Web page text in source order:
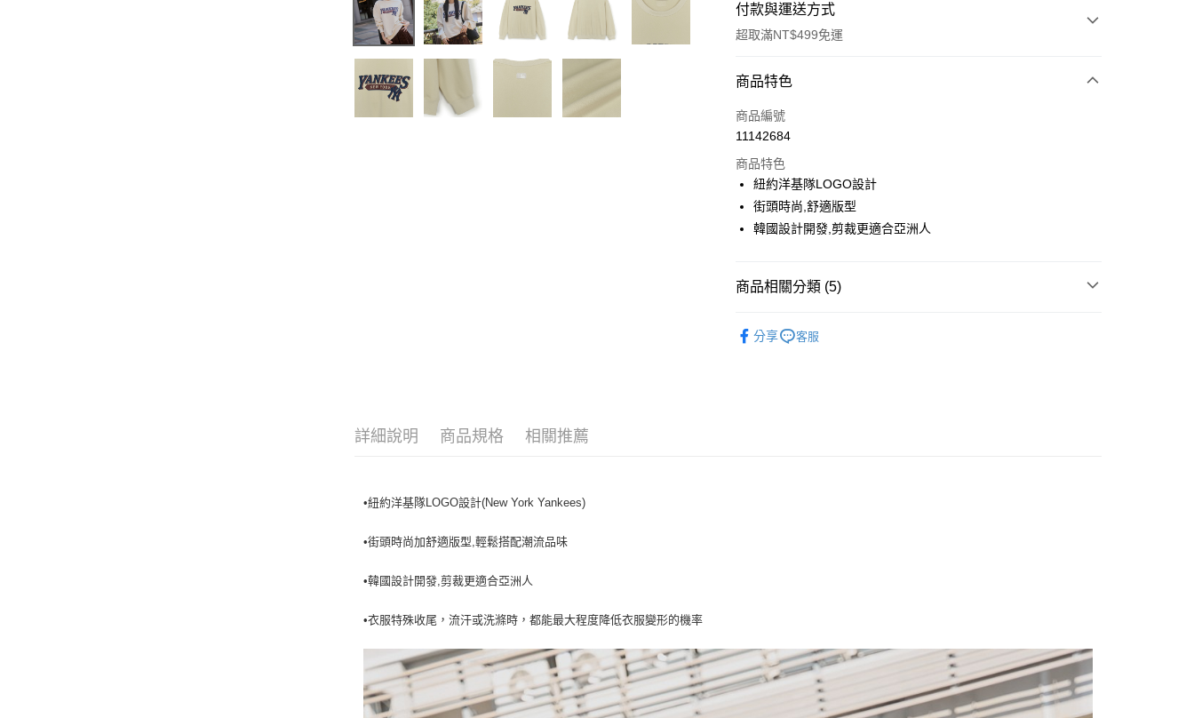
付款與運送方式
超取滿NT$499免運
付款方式
信用卡一次付款
LINE Pay
Apple Pay
悠遊付
運送方式
商品特色
商品編號
11142684
商品特色
紐約洋基隊LOGO設計
街頭時尚,舒適版型
韓國設計開發,剪裁更適合亞洲人
商品相關分類 (5)
分享 客服
詳細說明 商品規格 相關推薦
•紐約洋基隊LOGO設計(New York Yankees)
•街頭時尚加舒適版型,輕鬆搭配潮流品味
•韓國設計開發,剪裁更適合亞洲人
•衣服特殊收尾，流汗或洗滌時，都能最大程度降低衣服變形的機率